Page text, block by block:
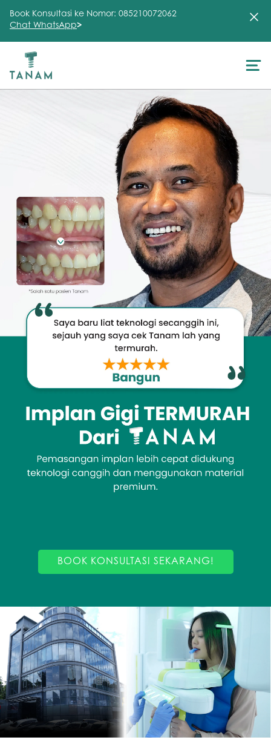
About Us
FAQ
Articles
Promo &
Deals
Book Konsultasi ke Nomor: 085210072062
Chat WhatsApp>
BOOK KONSULTASI SEKARANG!